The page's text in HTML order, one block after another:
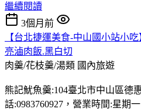
繼續閱讀
3個月前
【台北捷運美食-中山國小站小
亮滷肉飯.黑白切
肉羹/花枝羹/湯類 國內旅遊
熊記魷魚羹:104臺北市中山區德
話:0983760927，營業時間:星期